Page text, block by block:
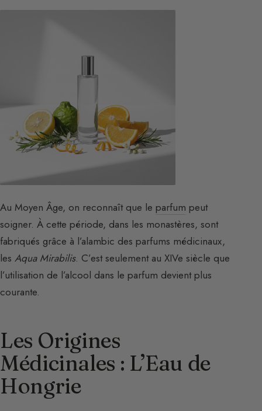
Au Moyen Âge, on reconnaît que le parfum peut
soigner. À cette période, dans les monastères, sont
fabriqués grâce à l’alambic des parfums médicinaux,
les Aqua Mirabilis. C’est seulement au XIVe siècle que
l’utilisation de l’alcool dans le parfum devient plus
courante.
Les Origines
Médicinales : L’Eau de
Hongrie